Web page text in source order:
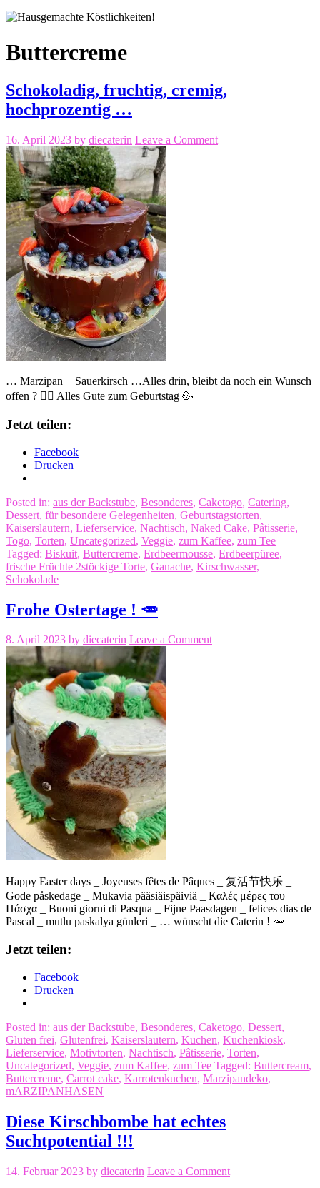
Buttercreme
Schokoladig, fruchtig, cremig,
hochprozentig …
16. April 2023 by diecaterin Leave a Comment
… Marzipan + Sauerkirsch …Alles drin, bleibt da noch ein Wunsch
offen ? 🤷‍♀️ Alles Gute zum Geburtstag 🥳
Jetzt teilen:
Facebook
Drucken
Posted in: aus der Backstube, Besonderes, Caketogo, Catering,
Dessert, für besondere Gelegenheiten, Geburtstagstorten,
Kaiserslautern, Lieferservice, Nachtisch, Naked Cake, Pâtisserie,
Togo, Torten, Uncategorized, Veggie, zum Kaffee, zum Tee
Tagged: Biskuit, Buttercreme, Erdbeermousse, Erdbeerpüree,
frische Früchte 2stöckige Torte, Ganache, Kirschwasser,
Schokolade
Frohe Ostertage ! 🥕
8. April 2023 by diecaterin Leave a Comment
Happy Easter days _ Joyeuses fêtes de Pâques _ 复活节快乐 _
Gode ​​påskedage _ Mukavia pääsiäispäiviä _ Καλές μέρες του
Πάσχα _ Buoni giorni di Pasqua _ Fijne Paasdagen _ felices dias de
Pascal _ mutlu paskalya günleri _ … wünscht die Caterin ! 🥕
Jetzt teilen:
Facebook
Drucken
Posted in: aus der Backstube, Besonderes, Caketogo, Dessert,
Gluten frei, Glutenfrei, Kaiserslautern, Kuchen, Kuchenkiosk,
Lieferservice, Motivtorten, Nachtisch, Pâtisserie, Torten,
Uncategorized, Veggie, zum Kaffee, zum Tee Tagged: Buttercream,
Buttercreme, Carrot cake, Karrotenkuchen, Marzipandeko,
mARZIPANHASEN
Diese Kirschbombe hat echtes
Suchtpotential !!!
14. Februar 2023 by diecaterin Leave a Comment